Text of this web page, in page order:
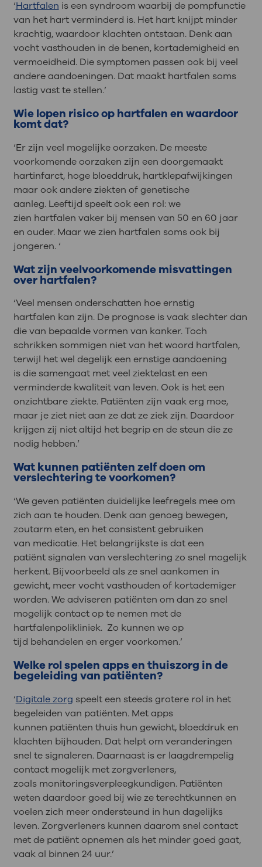
‘Hartfalen is een syndroom waarbij de pompfunctie
van het hart verminderd is. Het hart knijpt minder
krachtig, waardoor klachten ontstaan. Denk aan
vocht vasthouden in de benen, kortademigheid en
vermoeidheid. Die symptomen passen ook bij veel
andere aandoeningen. Dat maakt hartfalen soms
lastig vast te stellen.’
Wie lopen risico op hartfalen en waardoor
komt dat?
‘Er zijn veel mogelijke oorzaken. De meeste
voorkomende oorzaken zijn een doorgemaakt
hartinfarct, hoge bloeddruk, hartklepafwijkingen
maar ookandere ziekten of genetische
aanleg.Leeftijd speelt ook een rol: we
zien hartfalen vaker bij mensen van 50 en 60 jaar
en ouder. Maar we zien hartfalen soms ook bij
jongeren. ‘
Wat zijn veelvoorkomende misvattingen
over hartfalen?
‘Veel mensen onderschatten hoe ernstig
hartfalen kan zijn. De prognose is vaak slechter dan
die van bepaalde vormen van kanker. Toch
schrikken sommigen niet van het woord hartfalen,
terwijl het wel degelijk een ernstige aandoening
isdie samengaat met veel ziektelast en een
verminderde kwaliteit van leven. Ook is het een
onzichtbare ziekte. Patiënten zijn vaak erg moe,
maar je ziet niet aan ze dat ze ziek zijn. Daardoor
krijgen zij niet altijd het begrip en de steun die ze
nodig hebben.’
Wat kunnen patiënten zelf doen om
verslechtering te voorkomen?
‘We geven patiënten duidelijke leefregels mee om
zich aan te houden. Denk aan genoeg bewegen,
zoutarm eten, en het consistent gebruiken
van medicatie. Het belangrijkste is dat een
patiëntsignalen van verslechtering zo snel mogelijk
herkent. Bijvoorbeeld als ze snel aankomen in
gewicht, meer vocht vasthouden of kortademiger
worden. We adviseren patiënten om dan zo snel
mogelijk contact op te nemen met de
hartfalenpolikliniek. Zo kunnen we op
tijd behandelen en erger voorkomen.’
Welke rol spelen apps en thuiszorg in de
begeleiding van patiënten?
‘Digitale zorg speelt een steeds grotere rol in het
begeleiden van patiënten. Met apps
kunnen patiënten thuis hun gewicht, bloeddruk en
klachten bijhouden. Dat helpt om veranderingen
snel te signaleren. Daarnaast is er laagdrempelig
contact mogelijk met zorgverleners,
zoals monitoringsverpleegkundigen.Patiënten
weten daardoorgoed bij wie ze terechtkunnen en
voelen zich meer ondersteund in hun dagelijks
leven. Zorgverleners kunnen daarom snel contact
met de patiënt opnemen als het minder goed gaat,
vaak al binnen 24 uur.’